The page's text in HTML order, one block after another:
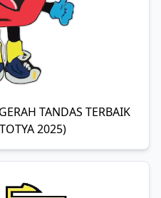
TANDAS TERBAIK
2025)